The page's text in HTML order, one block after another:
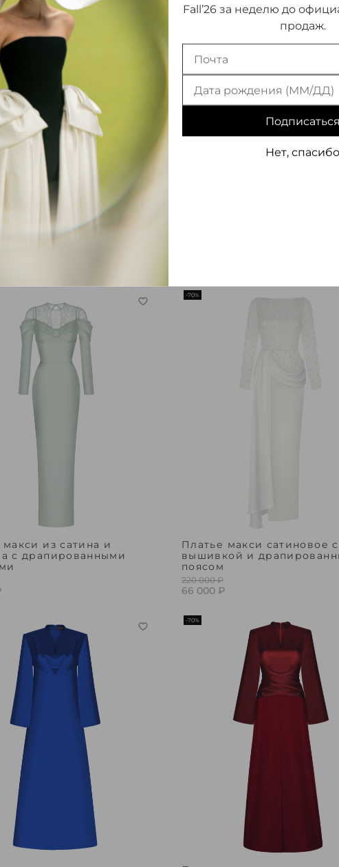
макси драпированное из
с воротником-стойкой
макси из сатина и
с драпированными
-70%
Платье макси сатиновое с
вышивкой и
поясом
220 000 ₽
66 000 ₽
-70%
Fall’26 за неделю до
продаж.
Подписаться
Нет, спасибо